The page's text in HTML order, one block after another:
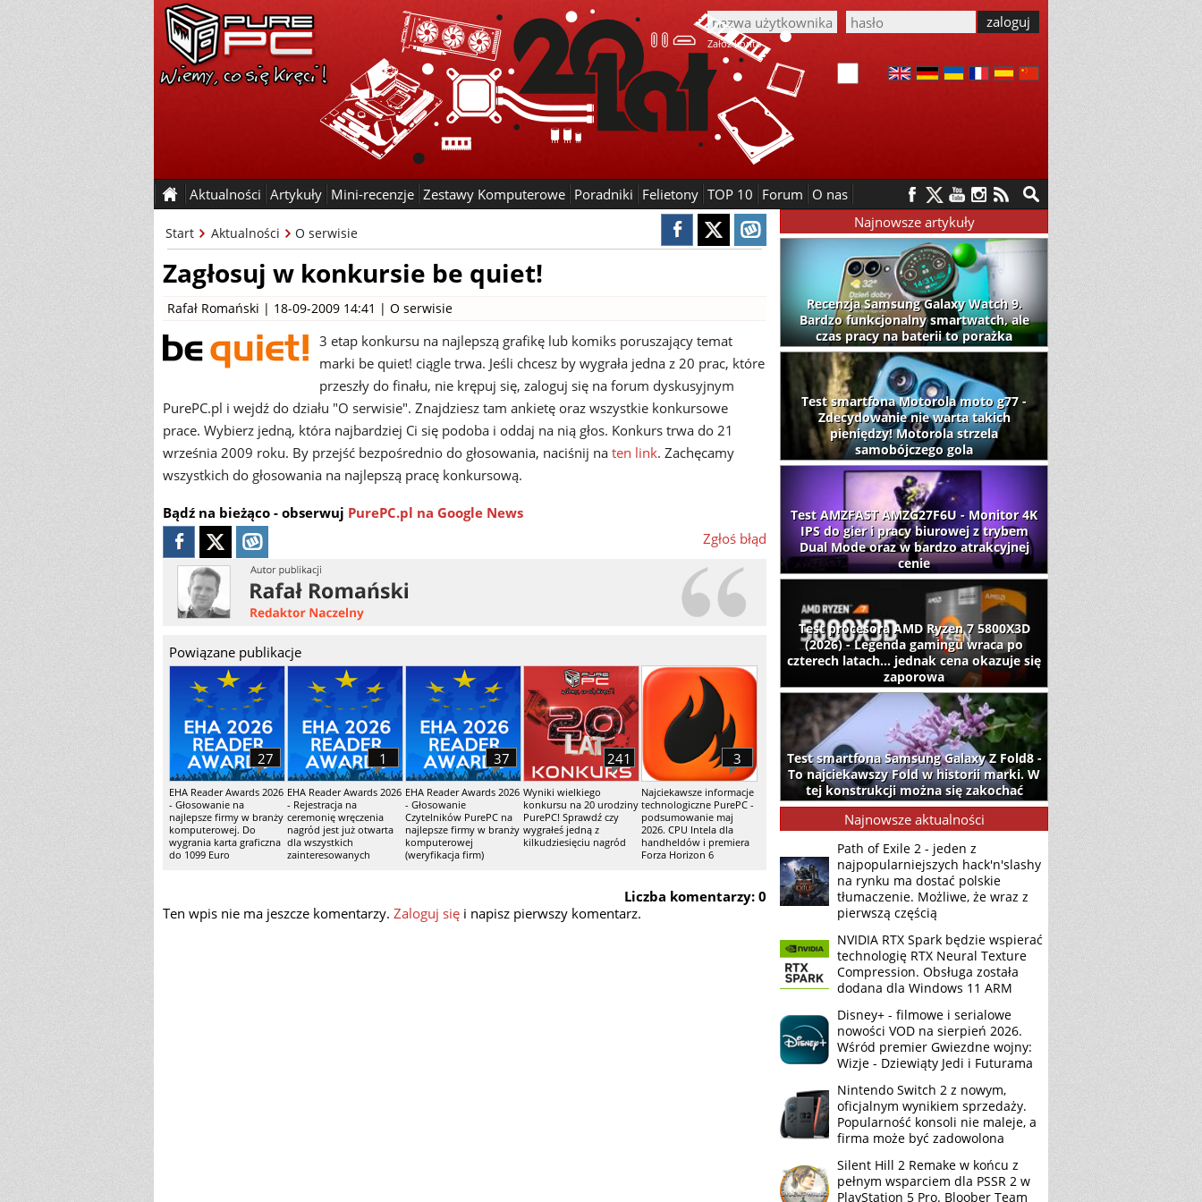
Załóż konto
Aktualności Artykuły Mini-recenzje Zestawy Komputerowe Poradniki Felietony TOP 10 Forum O nas
Start Aktualności O serwisie
Zagłosuj w konkursie be quiet!
Rafał Romański | 18-09-2009 14:41 | O serwisie
3 etap konkursu na najlepszą grafikę lub komiks poruszający temat
marki be quiet! ciągle trwa. Jeśli chcesz by wygrała jedna z 20 prac, które
przeszły do finału, nie krępuj się, zaloguj się na forum dyskusyjnym
PurePC.pl i wejdź do działu "O serwisie". Znajdziesz tam ankietę oraz wszystkie konkursowe
prace. Wybierz jedną, która najbardziej Ci się podoba i oddaj na nią głos. Konkurs trwa do 21
września 2009 roku. By przejść bezpośrednio do głosowania, naciśnij na ten link. Zachęcamy
wszystkich do głosowania na najlepszą pracę konkursową.
Bądź na bieżąco - obserwuj PurePC.pl na Google News
Zgłoś błąd
Powiązane publikacje
EHA Reader Awards 2026
- Głosowanie na
najlepsze firmy w branży
komputerowej. Do
wygrania karta graficzna
do 1099 Euro
27
EHA Reader Awards 2026
- Rejestracja na
ceremonię wręczenia
nagród jest już otwarta
dla wszystkich
zainteresowanych
1
EHA Reader Awards 2026
- Głosowanie
Czytelników PurePC na
najlepsze firmy w branży
komputerowej
(weryfikacja firm)
37
Wyniki wielkiego
konkursu na 20 urodziny
PurePC! Sprawdź czy
wygrałeś jedną z
kilkudziesięciu nagród
241
Najciekawsze informacje
technologiczne PurePC -
podsumowanie maj
2026. CPU Intela dla
handheldów i premiera
Forza Horizon 6
3
Liczba komentarzy: 0
Ten wpis nie ma jeszcze komentarzy. Zaloguj się i napisz pierwszy komentarz.
Najnowsze artykuły
Recenzja Samsung Galaxy Watch 9.
Bardzo funkcjonalny smartwatch, ale
czas pracy na baterii to porażka
Test smartfona Motorola moto g77 -
Zdecydowanie nie warta takich
pieniędzy! Motorola strzela
samobójczego gola
Test AMZFAST AMZG27F6U - Monitor 4K
IPS do gier i pracy biurowej z trybem
Dual Mode oraz w bardzo atrakcyjnej
cenie
Test procesora AMD Ryzen 7 5800X3D
(2026) - Legenda gamingu wraca po
czterech latach... jednak cena okazuje się
zaporowa
Test smartfona Samsung Galaxy Z Fold8 -
To najciekawszy Fold w historii marki. W
tej konstrukcji można się zakochać
Najnowsze aktualności
Path of Exile 2 - jeden z
najpopularniejszych hack'n'slashy
na rynku ma dostać polskie
tłumaczenie. Możliwe, że wraz z
pierwszą częścią
NVIDIA RTX Spark będzie wspierać
technologię RTX Neural Texture
Compression. Obsługa została
dodana dla Windows 11 ARM
Disney+ - filmowe i serialowe
nowości VOD na sierpień 2026.
Wśród premier Gwiezdne wojny:
Wizje - Dziewiąty Jedi i Futurama
Nintendo Switch 2 z nowym,
oficjalnym wynikiem sprzedaży.
Popularność konsoli nie maleje, a
firma może być zadowolona
Silent Hill 2 Remake w końcu z
pełnym wsparciem dla PSSR 2 w
PlayStation 5 Pro. Bloober Team